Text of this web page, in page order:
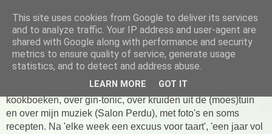
Tarte taart An
Tien jaar Tarte taart An! Niet altijd online, wel vaak te vinden
in de keuken! Om te koken, om te eten en om verhalen te
delen. Over Franse patisserie, over koken uit favoriete
kookboeken, over gin-tonic, over kruiden uit de (moes)tuin
en over mijn muziek (Salon Perdu), met foto's en soms
recepten. Na 'elke week een excuus voor taart', 'een jaar vol
This site uses cookies from Google to deliver its services
and to analyze traffic. Your IP address and user-agent are
shared with Google along with performance and security
metrics to ensure quality of service, generate usage
statistics, and to detect and address abuse.
LEARN MORE GOT IT